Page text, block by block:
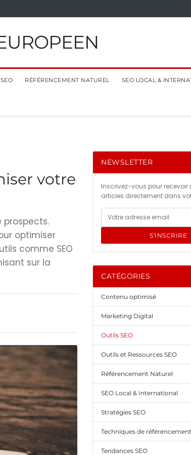
RÉFÉRENCEMENT NATUREL SEO LOCAL &
votre
prospects.
optimiser
comme SEO
sur la
NEWSLETTER
Inscrivez-vous pour recevoir
articles directement dans
S'INSCRIRE
CATÉGORIES
Contenu optimisé
Marketing Digital
Outils SEO
Outils et Ressources SEO
Référencement Naturel
SEO Local & International
Stratégies SEO
Techniques de référencement
Tendances SEO